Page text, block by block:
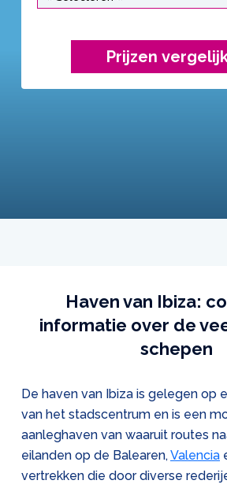
Prijzen
Haven van Ibiza:
informatie over de
schepen
De haven van Ibiza is gelegen op
van het stadscentrum en is een
aanleghaven van waaruit routes
eilanden op de Balearen,Valencia
vertrekken die door diverse